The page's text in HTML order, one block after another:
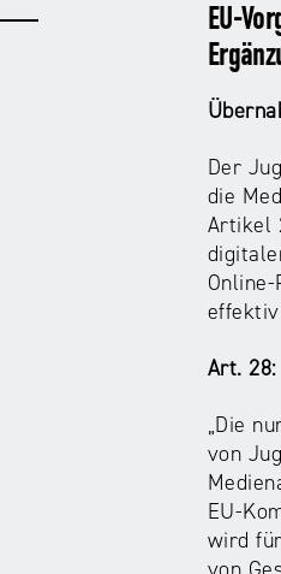
EU-
Der
die
Artikel
Art.
„Die
von
EU-
wird